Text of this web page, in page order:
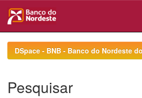
navigationDSpace - BNB - Banco do Nordeste
Pesquisar